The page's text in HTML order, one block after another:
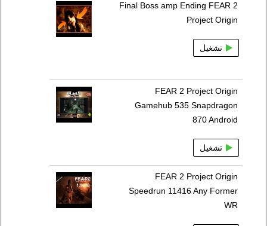
Final Boss amp Ending FEAR 2
Project Origin
تشغيل
FEAR 2 Project Origin
Gamehub 535 Snapdragon
870 Android
تشغيل
FEAR 2 Project Origin
Speedrun 11416 Any Former
WR